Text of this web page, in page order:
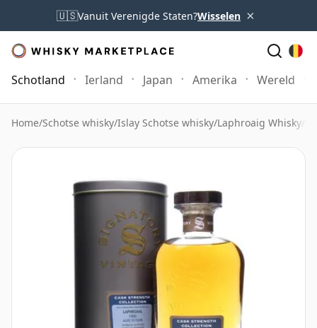
🇺🇸Vanuit Verenigde Staten?Wisselen ×
Schotland Ierland Japan Amerika Wereld
Home/Schotse whisky/Islay Schotse whisky/Laphroaig Whisky/